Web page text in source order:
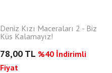
Deniz Kızı Maceraları 2 - Biz
Küs Kalamayız!
78,00 TL %40 İndirimli
Fiyat